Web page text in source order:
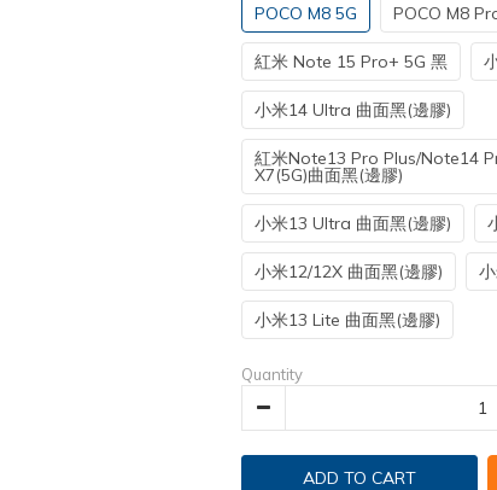
POCO M8 5G POCO M8
紅米 Note 15 Pro+ 5G 黑
小米14 Ultra 曲面黑(邊膠)
紅米Note13 Pro Plus/Note14
X7(5G)曲面黑(邊膠)
小米13 Ultra 曲面黑(邊膠)
小米12/12X 曲面黑(邊膠)
小米13 Lite 曲面黑(邊膠)
Quantity
ADD TO CART